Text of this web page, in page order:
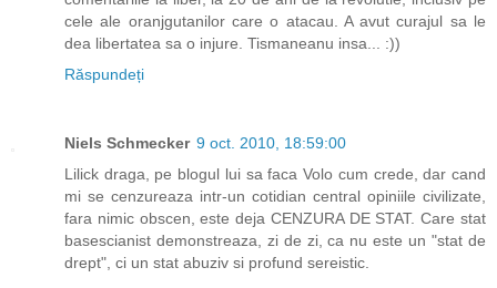
cele ale oranjgutanilor care o atacau. A avut curajul sa le
dea libertatea sa o injure. Tismaneanu insa... :))
Răspundeți
Niels Schmecker 9 oct. 2010, 18:59:00
Lilick draga, pe blogul lui sa faca Volo cum crede, dar cand
mi se cenzureaza intr-un cotidian central opiniile civilizate,
fara nimic obscen, este deja CENZURA DE STAT. Care stat
basescianist demonstreaza, zi de zi, ca nu este un "stat de
drept", ci un stat abuziv si profund sereistic.